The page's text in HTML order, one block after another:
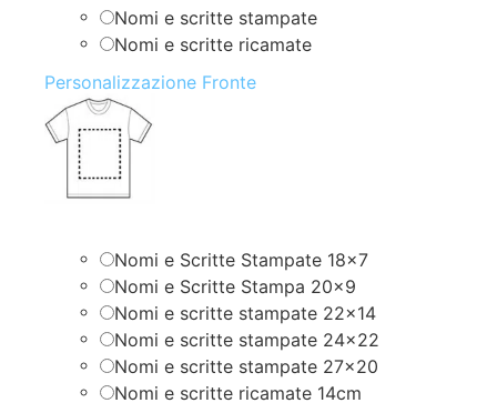
Nomi e scritte stampate
Nomi e scritte ricamate
Personalizzazione Fronte
Nomi e Scritte Stampate 18×7
Nomi e Scritte Stampa 20×9
Nomi e scritte stampate 22×14
Nomi e scritte stampate 24×22
Nomi e scritte stampate 27×20
Nomi e scritte ricamate 14cm